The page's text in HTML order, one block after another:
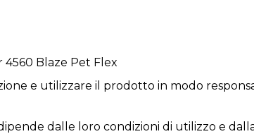
4560 Blaze Pet Flex
e utilizzare il prodotto in modo
dalle loro condizioni di utilizzo e